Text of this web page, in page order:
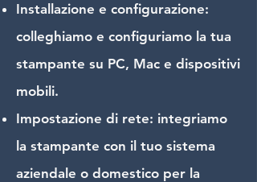
Installazione e configurazione:
colleghiamo e configuriamo la tua
stampante su PC, Mac e dispositivi
mobili.
Impostazione di rete: integriamo
la stampante con il tuo sistema
aziendale o domestico per la